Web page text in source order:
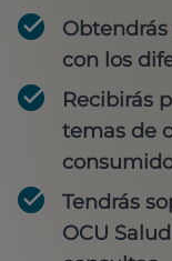
con los
Recibirás
temas de
Tendrás
OCU